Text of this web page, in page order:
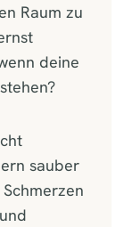
Raum zu
deine
sauber